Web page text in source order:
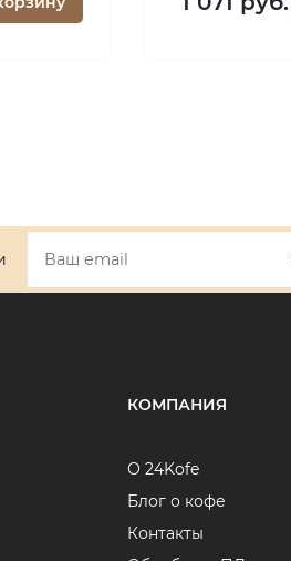
КОМПАНИЯ
О 24Kofe
Блог о кофе
Контакты